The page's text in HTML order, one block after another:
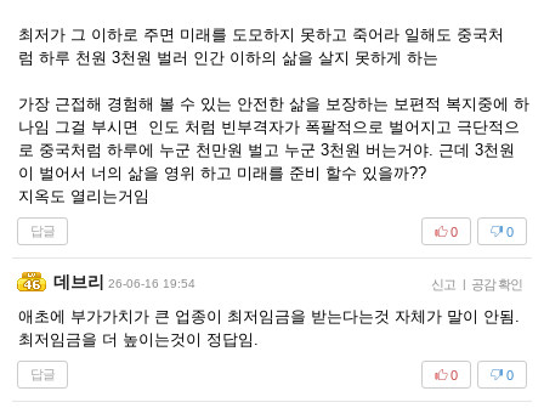
최저가 그 이하로 주면 미래를 도모하지 못하고 죽어라 일해도 중국처
럼 하루 천원 3천원 벌러 인간 이하의 삶을 살지 못하게 하는
가장 근접해 경험해 볼 수 있는 안전한 삶을 보장하는 보편적 복지중에 하
나임 그걸 부시면 인도 처럼 빈부격자가 폭팔적으로 벌어지고 극단적으
로 중국처럼 하루에 누군 천만원 벌고 누군 3천원 버는거야. 근데 3천원
이 벌어서 너의 삶을 영위 하고 미래를 준비 할수 있을까??
지옥도 열리는거임
답글 0
0
데브리 26-06-16 19:54 신고 | 공감 확인
애초에 부가가치가 큰 업종이 최저임금을 받는다는것 자체가 말이 안됨.
최저임금을 더 높이는것이 정답임.
답글 0
0